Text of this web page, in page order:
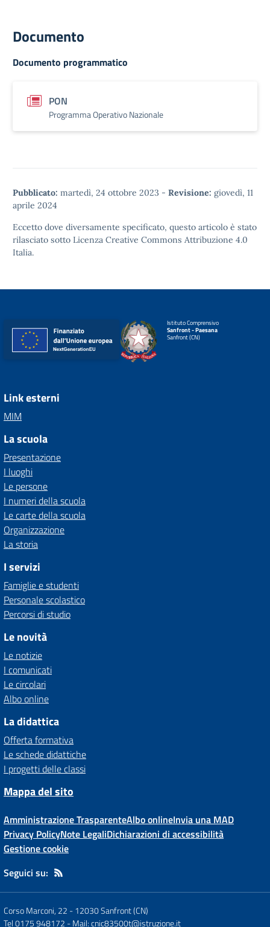
Documento
Documento programmatico
PON
Programma Operativo Nazionale
Pubblicato: martedì, 24 ottobre 2023 - Revisione: giovedì, 11
aprile 2024
Eccetto dove diversamente specificato, questo articolo è stato
rilasciato sotto Licenza Creative Commons Attribuzione 4.0
Italia.
Istituto Comprensivo
Sanfront - Paesana
Sanfront (CN)
Link esterni
MIM
La scuola
Presentazione
I luoghi
Le persone
I numeri della scuola
Le carte della scuola
Organizzazione
La storia
I servizi
Famiglie e studenti
Personale scolastico
Percorsi di studio
Le novità
Le notizie
I comunicati
Le circolari
Albo online
La didattica
Offerta formativa
Le schede didattiche
I progetti delle classi
Mappa del sito
Amministrazione TrasparenteAlbo onlineInvia una MAD
Privacy PolicyNote LegaliDichiarazioni di accessibilità
Gestione cookie
Seguici su:
Corso Marconi, 22 -12030 Sanfront (CN)
Tel 0175 948172 - Mail:cnic83500t@istruzione.it